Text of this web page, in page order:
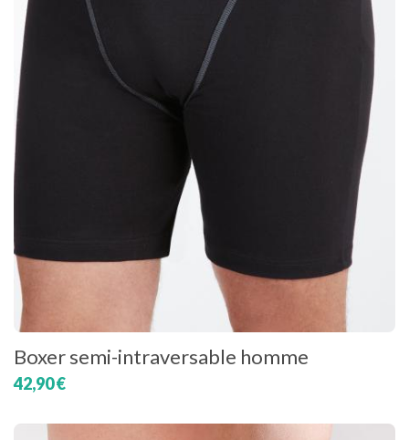
Boxer semi-intraversable homme
42,90 €